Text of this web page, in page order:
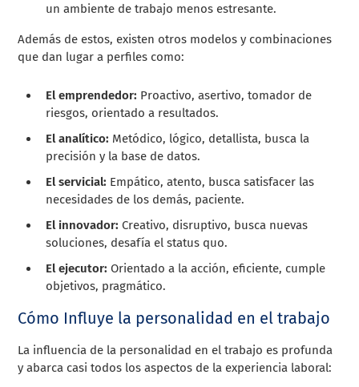
un ambiente de trabajo menos estresante.
Además de estos, existen otros modelos y combinaciones
que dan lugar a perfiles como:
El emprendedor: Proactivo, asertivo, tomador de
riesgos, orientado a resultados.
El analítico: Metódico, lógico, detallista, busca la
precisión y la base de datos.
El servicial: Empático, atento, busca satisfacer las
necesidades de los demás, paciente.
El innovador: Creativo, disruptivo, busca nuevas
soluciones, desafía el status quo.
El ejecutor: Orientado a la acción, eficiente, cumple
objetivos, pragmático.
Cómo Influye la personalidad en el trabajo
La influencia de la personalidad en el trabajo es profunda
y abarca casi todos los aspectos de la experiencia laboral: